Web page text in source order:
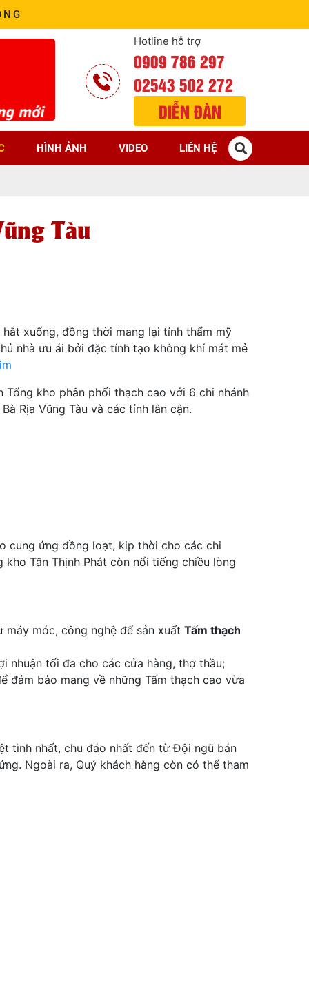
Hotline hỗ trợ
0909 786 297
02543 502 272
DIỄN ĐÀN
HÌNH ẢNH VIDEO LIÊN HỆ
Tàu
xuống, đồng thời mang lại tính thẩm mỹ
nhà ưu ái bởi đặc tính tạo không khí mát mẻ
kho phân phối thạch cao với 6 chi nhánh
Rịa Vũng Tàu và các tỉnh lân cận.
cung ứng đồng loạt, kịp thời cho các chi
Tân Thịnh Phát còn nổi tiếng chiều lòng
móc, công nghệ để sản xuất Tấm thạch
nhuận tối đa cho các cửa hàng, thợ thầu;
đảm bảo mang về những Tấm thạch cao vừa
tình nhất, chu đáo nhất đến từ Đội ngũ bán
Ngoài ra, Quý khách hàng còn có thể tham